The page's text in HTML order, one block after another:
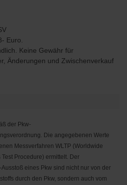
Euro.
Keine Gewähr für
Änderungen und Zwischenverkauf
der Pkw-
Die angegebenen Werte
Messverfahren WLTP (Worldwide
Procedure) ermittelt. Der
eines Pkw sind nicht nur von der
durch den Pkw, sondern auch vom